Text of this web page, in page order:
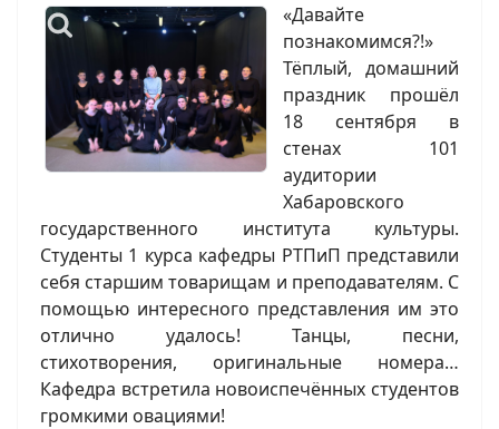
«Давайте
познакомимся?!»
Тёплый, домашний
праздник прошёл
18 сентября в
стенах 101
аудитории
Хабаровского
государственного института культуры.
Студенты 1 курса кафедры РТПиП представили
себя старшим товарищам и преподавателям. С
помощью интересного представления им это
отлично удалось! Танцы, песни,
стихотворения, оригинальные номера…
Кафедра встретила новоиспечённых студентов
громкими овациями!